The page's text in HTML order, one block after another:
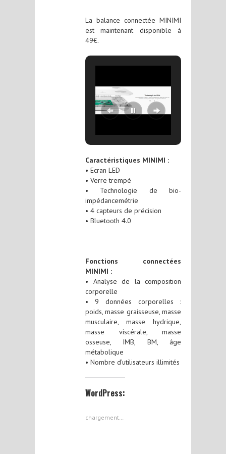
La balance connectée MINIMI
est maintenant disponible à
49€.
Caractéristiques MINIMI :
• Ecran LED
• Verre trempé
• Technologie de bio-
impédancemétrie
• 4 capteurs de précision
• Bluetooth 4.0
Fonctions connectées
MINIMI :
• Analyse de la composition
corporelle
• 9 données corporelles :
poids, masse graisseuse, masse
musculaire, masse hydrique,
masse viscérale, masse
osseuse, IMB, BM, âge
métabolique
• Nombre d’utilisateurs illimités
WordPress:
chargement…